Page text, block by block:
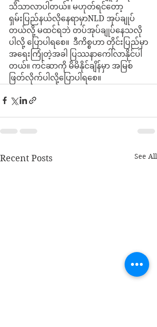
သိသာလာပါတယ်။ မဟုတ်ရင်တော့
ရှမ်းပြည်နယ်လိုနေရာမှာNLD အုပ်ချုပ်
တယ်လို့ မထင်ရဘဲ တပ်အုပ်ချုပ်နေသလို
ပါလို့ ပြောပါရစေ။  ဒီကိစ္စဟာ တိုင်းပြည်မှာ
အရေးကြုံတဲ့အခါ ပြဿနာကေါ်လာနိုင်ပါ
တယ်။ ကင်ဆာကို မိမိနိုင်ချိန်မှာ အမြစ်
ဖြတ်လိုက်ပါလို့ပြောပါရစေ။
Recent Posts See All